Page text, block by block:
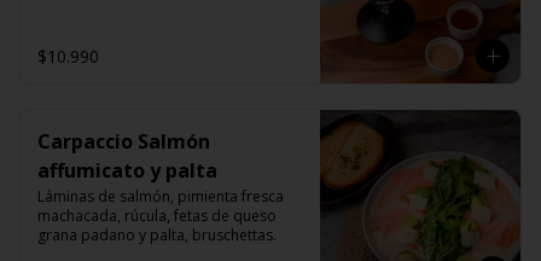
$10.990
Carpaccio Salmón
affumicato y palta
Láminas de salmón, pimienta fresca
machacada, rúcula, fetas de queso
grana padano y palta, bruschettas.